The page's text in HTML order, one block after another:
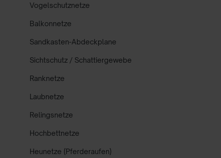
Vogelschutznetze
Balkonnetze
Sandkasten-Abdeckplane
Sichtschutz / Schattiergewebe
Ranknetze
Laubnetze
Relingsnetze
Hochbettnetze
Heunetze (Pferderaufen)